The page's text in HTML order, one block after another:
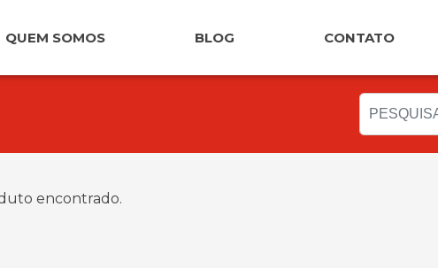
QUEM SOMOS BLOG CONTATO
encontrado.